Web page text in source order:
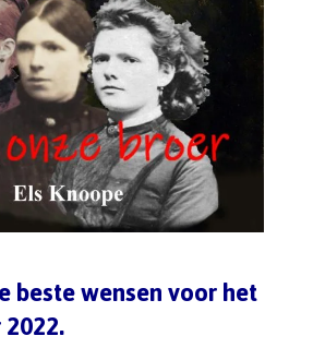
beste wensen voor het